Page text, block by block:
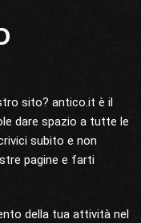
sito? antico.it è il
dare spazio a tutte le
subito e non
pagine e farti
della tua attività nel